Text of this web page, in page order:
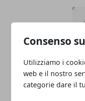
Consenso
Utilizziamo i
web e il nostro
categorie dare il